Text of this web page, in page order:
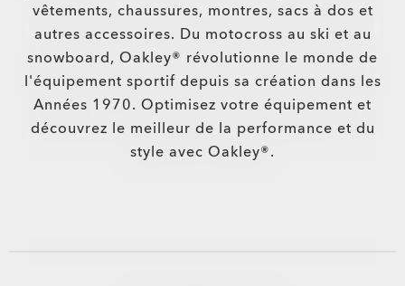
vêtements, chaussures, montres, sacs à dos et
autres accessoires. Du motocross au ski et au
snowboard, Oakley® révolutionne le monde de
l'équipement sportif depuis sa création dans les
Années 1970. Optimisez votre équipement et
découvrez le meilleur de la performance et du
style avec Oakley®.